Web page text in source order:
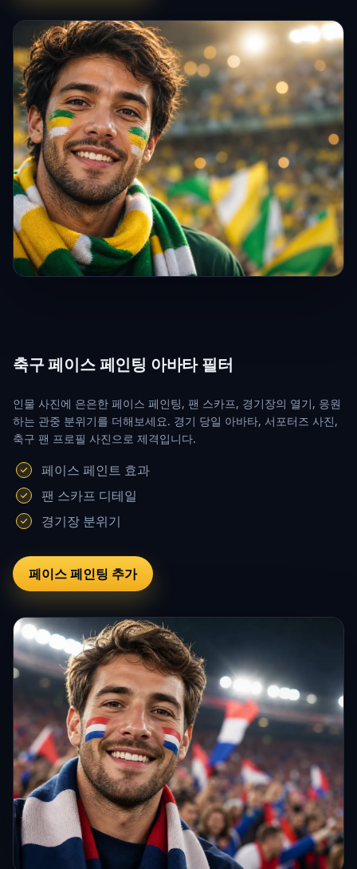
축구 페이스 페인팅 아바타 필터
인물 사진에 은은한 페이스 페인팅, 팬 스카프, 경기장의 열기, 응원
하는 관중 분위기를 더해보세요. 경기 당일 아바타, 서포터즈 사진,
축구 팬 프로필 사진으로 제격입니다.
페이스 페인트 효과
팬 스카프 디테일
경기장 분위기
페이스 페인팅 추가